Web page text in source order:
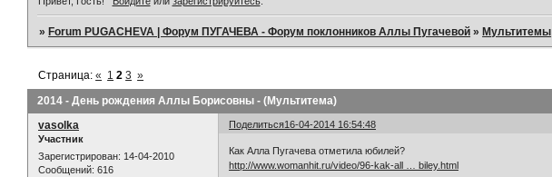
»Forum PUGACHEVA | Форум ПУГАЧЕВА - Форум поклонников Аллы Пугачевой »Мультитемы
2014 - День рождения Аллы Борисовны - (Мультитема)
Страница:« 1 2 3 »
Поделиться16-04-2014 16:54:48
vasolka
Участник
Зарегистрирован: 14-04-2010
Сообщений: 616
Как Алла Пугачева отметила юбилей?
http://www.womanhit.ru/video/96-kak-all … biley.html